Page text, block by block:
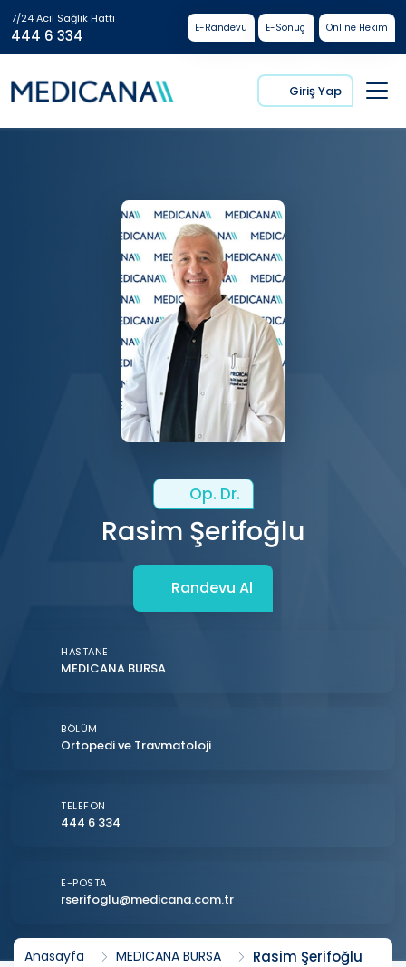
7/24 Acil Sağlık Hattı
444 6 334 E-Randevu E-Sonuç Online Hekim
Giriş Yap
Op. Dr.
Rasim Şerifoğlu
Randevu Al
HASTANE
MEDICANA BURSA
BÖLÜM
Ortopedi ve Travmatoloji
TELEFON
444 6 334
E-POSTA
rserifoglu@medicana.com.tr
Anasayfa MEDICANA BURSA Rasim Şerifoğlu